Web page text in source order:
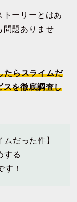
トーリーとはあ
問題ありませ
たらスライムだ
スを徹底調査し
だった件】
する
す！